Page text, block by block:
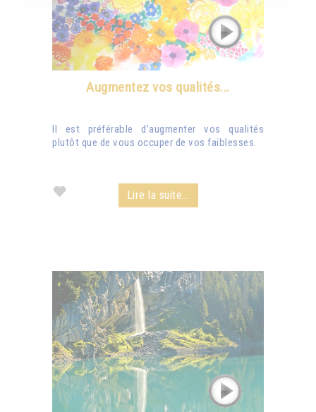
Augmentez vos qualités...
Il est préférable d’augmenter vos qualités
plutôt que de vous occuper de vos faiblesses.
Lire la suite...